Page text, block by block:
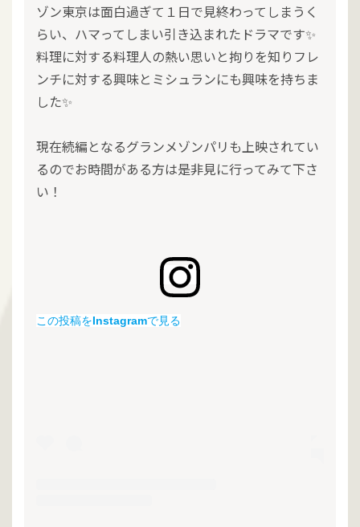
ゾン東京は面白過ぎて１日で見終わってしまうく
らい、ハマってしまい引き込まれたドラマです✨
料理に対する料理人の熱い思いと拘りを知りフレ
ンチに対する興味とミシュランにも興味を持ちま
した✨
現在続編となるグランメゾンパリも上映されてい
るのでお時間がある方は是非見に行ってみて下さ
い！
この投稿をInstagramで見る